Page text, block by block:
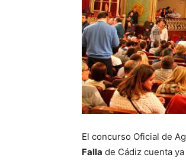
El concurso Oficial de
Falla de Cádiz cuenta